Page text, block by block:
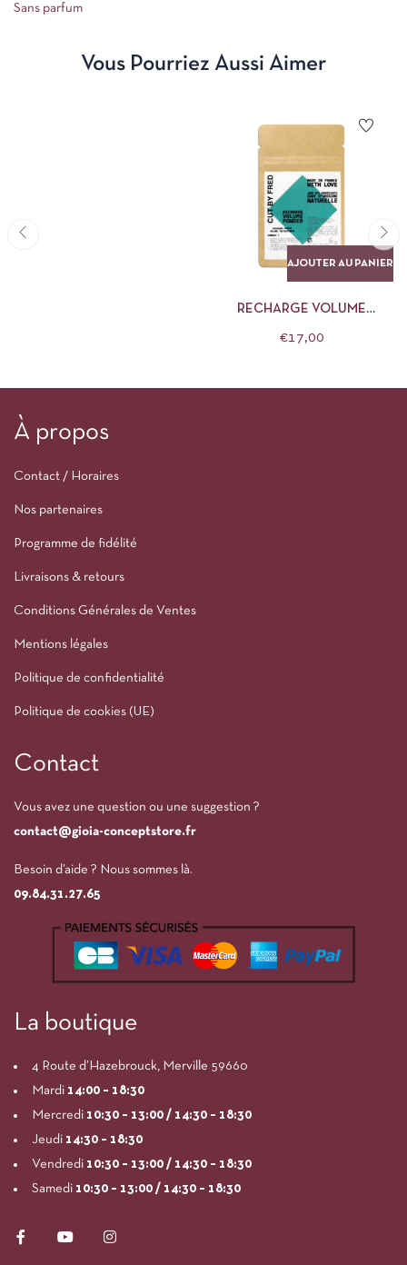
Sans parfum
Vous Pourriez Aussi Aimer
AJOUTER AU PANIER
RECHARGE VOLUME
€17,00
À propos
Contact / Horaires
Nos partenaires
Programme de fidélité
Livraisons & retours
Conditions Générales de Ventes
Mentions légales
Politique de confidentialité
Politique de cookies (UE)
Contact
Vous avez une question ou une suggestion ?
contact@gioia-conceptstore.fr
Besoin d’aide ? Nous sommes là.
09.84.31.27.65
La boutique
4 Route d’Hazebrouck, Merville 59660
Mardi 14:00 – 18:30
Mercredi 10:30 – 13:00 / 14:30 – 18:30
Jeudi 14:30 – 18:30
Vendredi 10:30 – 13:00 / 14:30 – 18:30
Samedi 10:30 – 13:00 / 14:30 – 18:30